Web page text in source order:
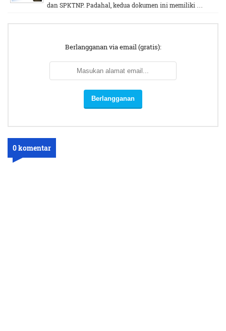
dan SPKTNP. Padahal, kedua dokumen ini memiliki …
Berlangganan via email (gratis):
0 komentar